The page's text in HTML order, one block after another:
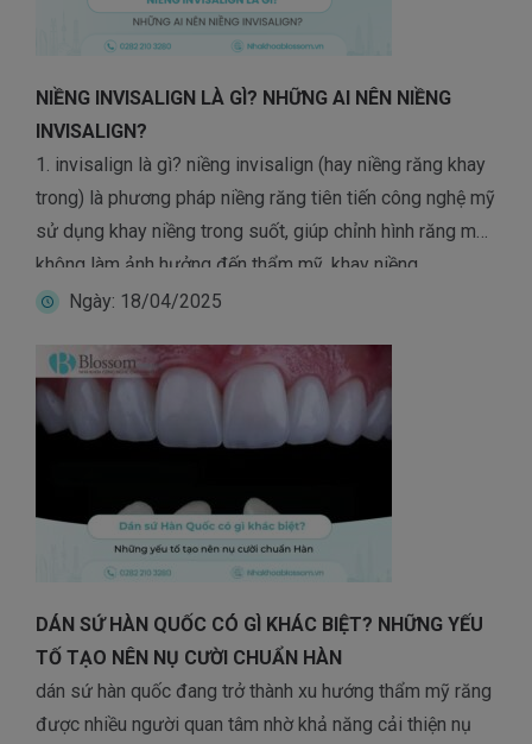
NIỀNG INVISALIGN LÀ GÌ? NHỮNG AI NÊN NIỀNG
INVISALIGN?
1. invisalign là gì? niềng invisalign (hay niềng răng khay
trong) là phương pháp niềng răng tiên tiến công nghệ mỹ
sử dụng khay niềng trong suốt, giúp chỉnh hình răng mà
không làm ảnh hưởng đến thẩm mỹ. khay niềng
invisalign được thiết kế riêng biệt theo khuôn răng của
Ngày: 18/04/2025
DÁN SỨ HÀN QUỐC CÓ GÌ KHÁC BIỆT? NHỮNG YẾU
TỐ TẠO NÊN NỤ CƯỜI CHUẨN HÀN
dán sứ hàn quốc đang trở thành xu hướng thẩm mỹ răng
được nhiều người quan tâm nhờ khả năng cải thiện nụ